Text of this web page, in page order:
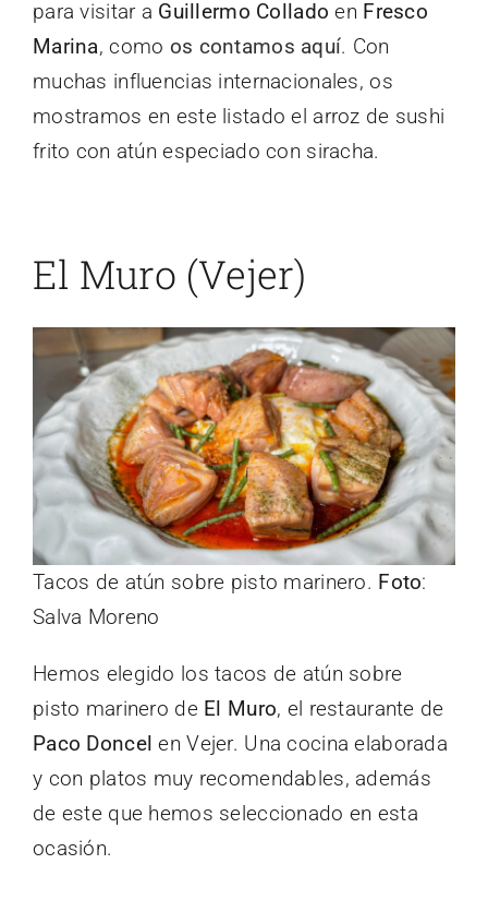
para visitar a Guillermo Collado en Fresco
Marina, como os contamos aquí. Con
muchas influencias internacionales, os
mostramos en este listado el arroz de sushi
frito con atún especiado con siracha.
El Muro (Vejer)
Tacos de atún sobre pisto marinero. Foto:
Salva Moreno
Hemos elegido los tacos de atún sobre
pisto marinero de El Muro, el restaurante de
Paco Doncel en Vejer. Una cocina elaborada
y con platos muy recomendables, además
de este que hemos seleccionado en esta
ocasión.